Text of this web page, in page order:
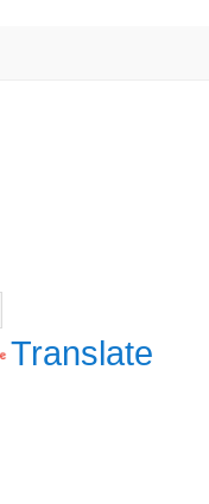
Translate